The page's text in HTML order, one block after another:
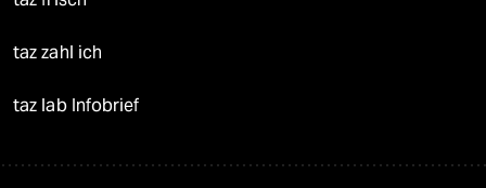
taz zahl ich
taz lab Infobrief